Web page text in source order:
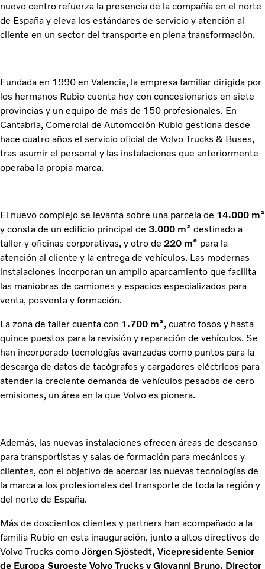
nuevo centro refuerza la presencia de la compañía en el norte
de España y eleva los estándares de servicio y atención al
cliente en un sector del transporte en plena transformación.
Fundada en 1990 en Valencia, la empresa familiar dirigida por
los hermanos Rubio cuenta hoy con concesionarios en siete
provincias y un equipo de más de 150 profesionales. En
Cantabria, Comercial de Automoción Rubio gestiona desde
hace cuatro años el servicio oficial de Volvo Trucks & Buses,
tras asumir el personal y las instalaciones que anteriormente
operaba la propia marca.
El nuevo complejo se levanta sobre una parcela de 14.000 m²
y consta de un edificio principal de 3.000 m² destinado a
taller y oficinas corporativas, y otro de 220 m² para la
atención al cliente y la entrega de vehículos. Las modernas
instalaciones incorporan un amplio aparcamiento que facilita
las maniobras de camiones y espacios especializados para
venta, posventa y formación.
La zona de taller cuenta con 1.700 m², cuatro fosos y hasta
quince puestos para la revisión y reparación de vehículos. Se
han incorporado tecnologías avanzadas como puntos para la
descarga de datos de tacógrafos y cargadores eléctricos para
atender la creciente demanda de vehículos pesados de cero
emisiones, un área en la que Volvo es pionera.
Además, las nuevas instalaciones ofrecen áreas de descanso
para transportistas y salas de formación para mecánicos y
clientes, con el objetivo de acercar las nuevas tecnologías de
la marca a los profesionales del transporte de toda la región y
del norte de España.
Más de doscientos clientes y partners han acompañado a la
familia Rubio en esta inauguración, junto a altos directivos de
Volvo Trucks como Jörgen Sjöstedt, Vicepresidente Senior
de Europa Suroeste Volvo Trucks y Giovanni Bruno, Director